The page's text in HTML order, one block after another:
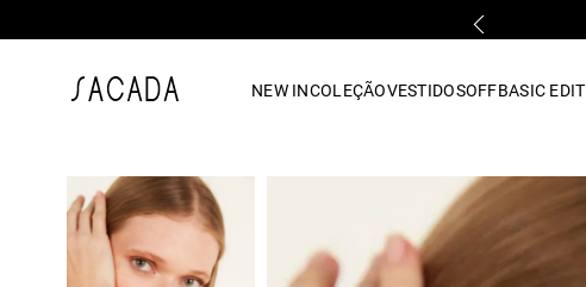
NEW INCOLEÇÃOVESTIDOSOFFBASIC EDIT
vestido midi
vestido longo